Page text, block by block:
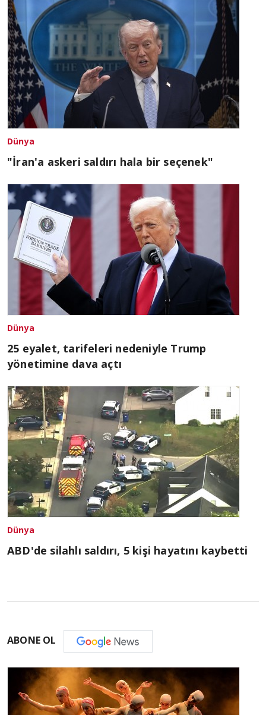
Dünya
"İran'a askeri saldırı hala bir seçenek"
Dünya
25 eyalet, tarifeleri nedeniyle Trump
yönetimine dava açtı
Dünya
ABD'de silahlı saldırı, 5 kişi hayatını kaybetti
ABONE OL